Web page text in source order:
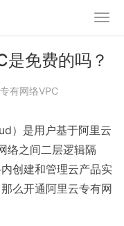
免费的吗？
有网络VPC
）是用户基于阿里云
络之间二层逻辑隔
创建和管理云产品实
么开通阿里云专有网